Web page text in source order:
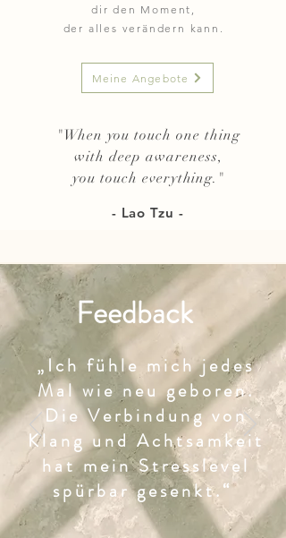
dir den Moment,
der alles verändern kann.
Meine Angebote
"When you touch one thing
with deep awareness,
you touch everything. "
- Lao Tzu -
Feedback
„Ich fühle mich jedes
Mal wie neu geboren.
Die Verbindung von
Klang und Achtsamkeit
hat mein Stresslevel
spürbar gesenkt.“